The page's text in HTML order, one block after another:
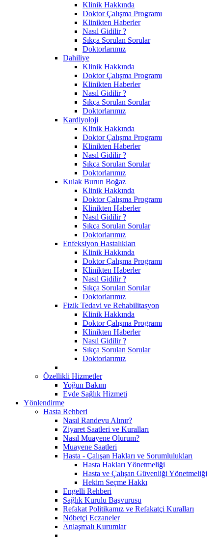
Klinik Hakkında
Doktor Çalışma Programı
Klinikten Haberler
Nasıl Gidilir ?
Sıkça Sorulan Sorular
Doktorlarımız
Dahiliye
Klinik Hakkında
Doktor Çalışma Programı
Klinikten Haberler
Nasıl Gidilir ?
Sıkça Sorulan Sorular
Doktorlarımız
Kardiyoloji
Klinik Hakkında
Doktor Çalışma Programı
Klinikten Haberler
Nasıl Gidilir ?
Sıkça Sorulan Sorular
Doktorlarımız
Kulak Burun Boğaz
Klinik Hakkında
Doktor Çalışma Programı
Klinikten Haberler
Nasıl Gidilir ?
Sıkça Sorulan Sorular
Doktorlarımız
Enfeksiyon Hastalıkları
Klinik Hakkında
Doktor Çalışma Programı
Klinikten Haberler
Nasıl Gidilir ?
Sıkça Sorulan Sorular
Doktorlarımız
Fizik Tedavi ve Rehabilitasyon
Klinik Hakkında
Doktor Çalışma Programı
Klinikten Haberler
Nasıl Gidilir ?
Sıkça Sorulan Sorular
Doktorlarımız
Özellikli Hizmetler
Yoğun Bakım
Evde Sağlık Hizmeti
Yönlendirme
Hasta Rehberi
Nasıl Randevu Alınır?
Ziyaret Saatleri ve Kuralları
Nasıl Muayene Olurum?
Muayene Saatleri
Hasta - Çalışan Hakları ve Sorumlulukları
Hasta Hakları Yönetmeliği
Hasta ve Çalışan Güvenliği Yönetmeliği
Hekim Seçme Hakkı
Engelli Rehberi
Sağlık Kurulu Başvurusu
Refakat Politikamız ve Refakatçi Kuralları
Nöbetçi Eczaneler
Anlaşmalı Kurumlar